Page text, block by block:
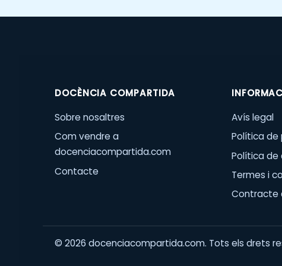
DOCÈNCIA COMPARTIDA
Sobre nosaltres
Com vendre a
docenciacompartida.com
Contacte
Avís legal
Política
Política de
Termes i
Contracte
© 2026 docenciacompartida.com. Tots els drets